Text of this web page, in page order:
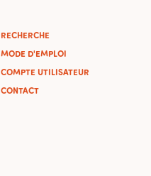
RECHERCHE
MODE D'EMPLOI
COMPTE UTILISATEUR
CONTACT